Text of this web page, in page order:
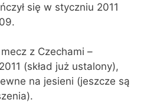
się w styczniu 2011
z Czechami –
(skład już ustalony),
na jesieni (jeszcze są